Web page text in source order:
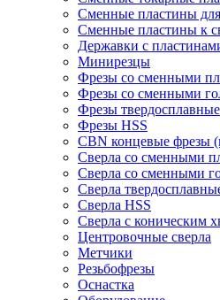
Сменные пластины
Сменные пластины к
Державки с
Минирезцы
Фрезы со сменными
Фрезы со сменными
Фрезы твердосплавные
Фрезы HSS
CBN концевые фрезы
Сверла со сменными
Сверла со сменными
Сверла
Сверла HSS
Сверла с коническим
Центровочные сверла
Метчики
Резьбофрезы
Оснастка